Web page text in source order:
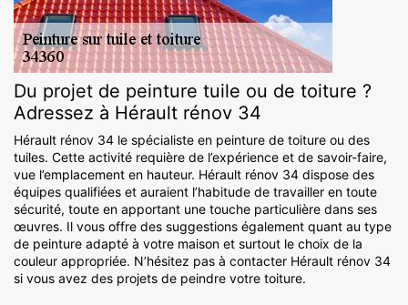
Du projet de peinture tuile ou de toiture ?
Adressez à Hérault rénov 34
Hérault rénov 34 le spécialiste en peinture de toiture ou des
tuiles. Cette activité requière de l’expérience et de savoir-faire,
vue l’emplacement en hauteur. Hérault rénov 34 dispose des
équipes qualifiées et auraient l’habitude de travailler en toute
sécurité, toute en apportant une touche particulière dans ses
œuvres. Il vous offre des suggestions également quant au type
de peinture adapté à votre maison et surtout le choix de la
couleur appropriée. N’hésitez pas à contacter Hérault rénov 34
si vous avez des projets de peindre votre toiture.